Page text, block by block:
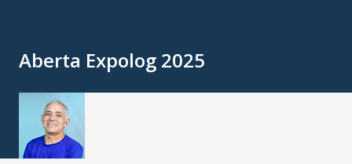
Aberta Expolog 2025